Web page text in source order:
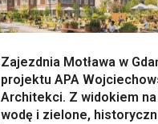
Zajezdnia Motława w
projektu APA
Architekci. Z widokiem na
wodę i zielone,